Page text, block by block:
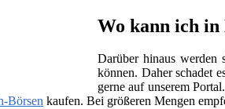
Wo kann ich
Darüber hinaus
können. Daher schadet
gerne auf unserem
Börsen kaufen. Bei größeren Mengen